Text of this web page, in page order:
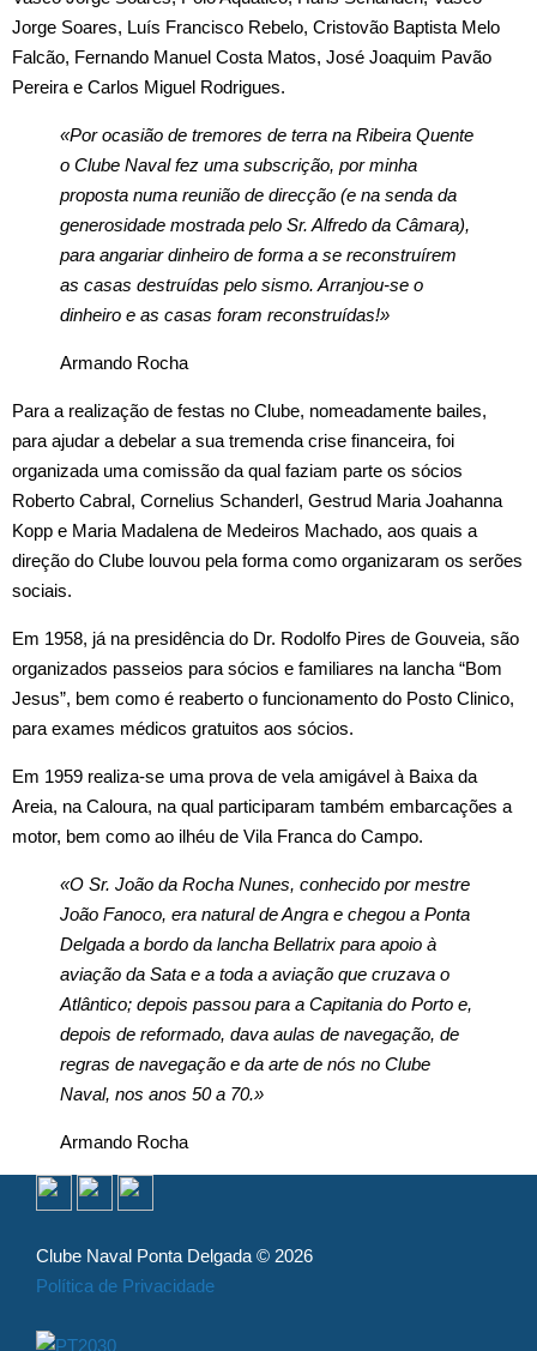
Jorge Soares, Luís Francisco Rebelo, Cristovão Baptista Melo
Falcão, Fernando Manuel Costa Matos, José Joaquim Pavão
Pereira e Carlos Miguel Rodrigues.
«Por ocasião de tremores de terra na Ribeira Quente
o Clube Naval fez uma subscrição, por minha
proposta numa reunião de direcção (e na senda da
generosidade mostrada pelo Sr. Alfredo da Câmara),
para angariar dinheiro de forma a se reconstruírem
as casas destruídas pelo sismo. Arranjou-se o
dinheiro e as casas foram reconstruídas!»
Armando Rocha
Para a realização de festas no Clube, nomeadamente bailes,
para ajudar a debelar a sua tremenda crise financeira, foi
organizada uma comissão da qual faziam parte os sócios
Roberto Cabral, Cornelius Schanderl, Gestrud Maria Joahanna
Kopp e Maria Madalena de Medeiros Machado, aos quais a
direção do Clube louvou pela forma como organizaram os serões
sociais.
Em 1958, já na presidência do Dr. Rodolfo Pires de Gouveia, são
organizados passeios para sócios e familiares na lancha “Bom
Jesus”, bem como é reaberto o funcionamento do Posto Clinico,
para exames médicos gratuitos aos sócios.
Em 1959 realiza‑se uma prova de vela amigável à Baixa da
Areia, na Caloura, na qual participaram também embarcações a
motor, bem como ao ilhéu de Vila Franca do Campo.
«O Sr. João da Rocha Nunes, conhecido por mestre
João Fanoco, era natural de Angra e chegou a Ponta
Delgada a bordo da lancha Bellatrix para apoio à
aviação da Sata e a toda a aviação que cruzava o
Atlântico; depois passou para a Capitania do Porto e,
depois de reformado, dava aulas de navegação, de
regras de navegação e da arte de nós no Clube
Naval, nos anos 50 a 70.»
Armando Rocha
Clube Naval Ponta Delgada © 2026
Política de Privacidade